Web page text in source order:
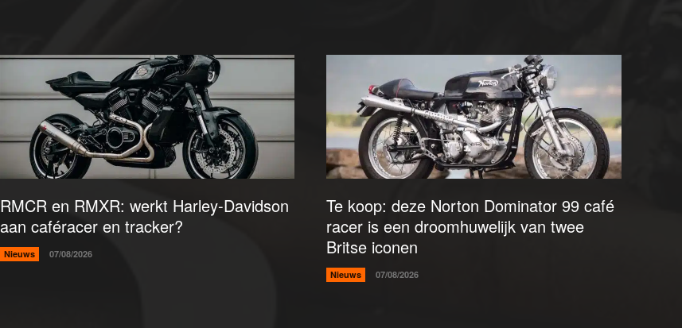
RMCR en RMXR: werkt Harley-Davidson
aan caféracer en tracker?
Nieuws 07/08/2026
Te koop: deze Norton Dominator 99 café
racer is een droomhuwelijk van twee
Britse iconen
Nieuws 07/08/2026